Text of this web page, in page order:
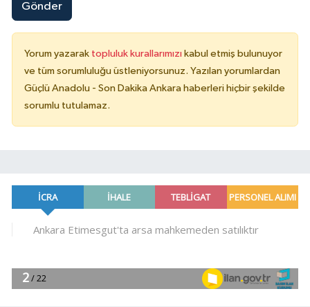
Gönder
Yorum yazarak topluluk kurallarımızı kabul etmiş bulunuyor
ve tüm sorumluluğu üstleniyorsunuz. Yazılan yorumlardan
Güçlü Anadolu - Son Dakika Ankara haberleri hiçbir şekilde
sorumlu tutulamaz.